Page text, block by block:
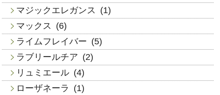
マジックエレガンス
(1)
マックス
(6)
ライムフレイバー (5)
ラブリールチア (2)
リュミエール (4)
ローザネーラ
(1)